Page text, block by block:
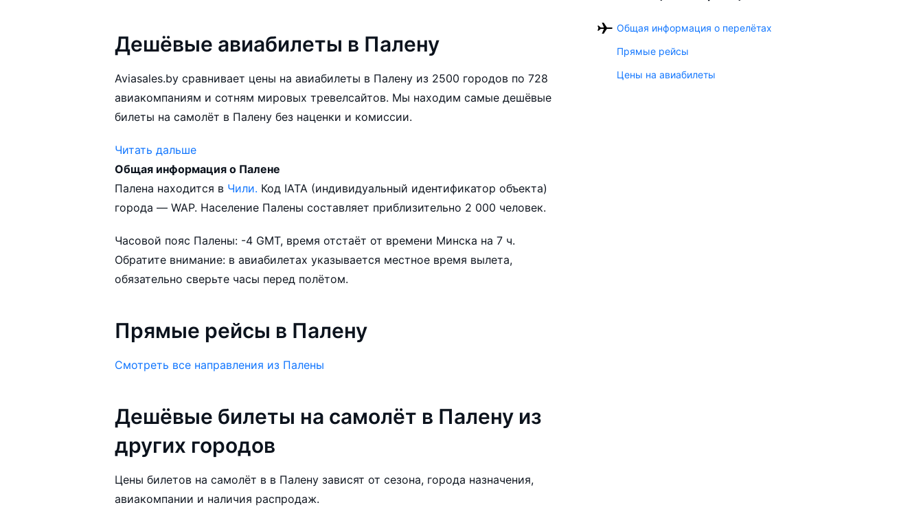
Дешёвые авиабилеты в Палену
Aviasales.by сравнивает цены на авиабилеты в Палену из 2500 городов по 728
авиакомпаниям и сотням мировых тревелсайтов. Мы находим самые дешёвые
билеты на самолёт в Палену без наценки и комиссии.
Читать дальше
Aviasales.by советует купить авиабилеты в Палену заранее, чтобы вы могли
выбирать условия перелёта, ориентируясь на свои пожелания и финансовые
Общая информация о Палене
Палена находится в Чили. Код IATA (индивидуальный идентификатор объекта)
города — WAP. Население Палены составляет приблизительно 2 000 человек.
Часовой пояс Палены: -4 GMT, время отстаёт от времени Минска на 7 ч.
Обратите внимание: в авиабилетах указывается местное время вылета,
обязательно сверьте часы перед полётом.
Прямые рейсы в Палену
Смотреть все направления из Палены
Дешёвые билеты на самолёт в Палену из
других городов
Цены билетов на самолёт в в Палену зависят от сезона, города назначения,
авиакомпании и наличия распродаж.
Общая информация о перелётах
Прямые рейсы
Цены на авиабилеты